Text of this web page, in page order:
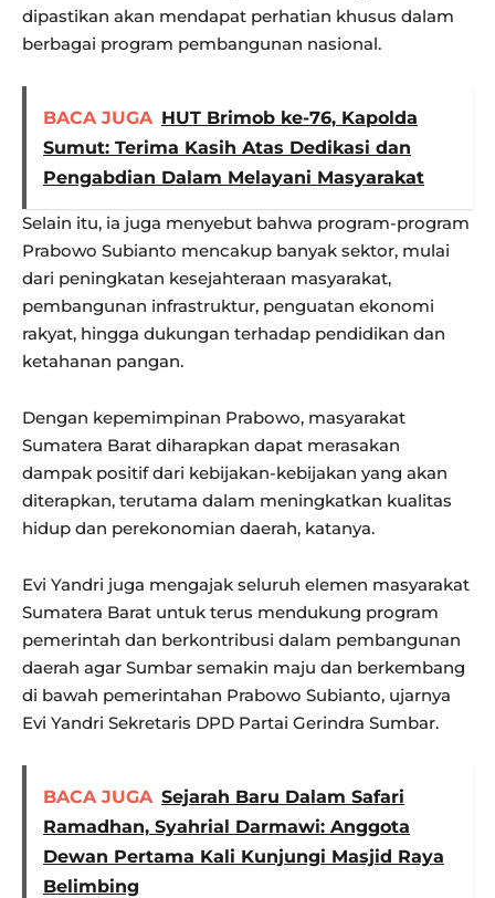
dipastikan akan mendapat perhatian khusus dalam
berbagai program pembangunan nasional.
BACA JUGA HUT Brimob ke-76, Kapolda
Sumut: Terima Kasih Atas Dedikasi dan
Pengabdian Dalam Melayani Masyarakat
Selain itu, ia juga menyebut bahwa program-program
Prabowo Subianto mencakup banyak sektor, mulai
dari peningkatan kesejahteraan masyarakat,
pembangunan infrastruktur, penguatan ekonomi
rakyat, hingga dukungan terhadap pendidikan dan
ketahanan pangan.
Dengan kepemimpinan Prabowo, masyarakat
Sumatera Barat diharapkan dapat merasakan
dampak positif dari kebijakan-kebijakan yang akan
diterapkan, terutama dalam meningkatkan kualitas
hidup dan perekonomian daerah, katanya.
Evi Yandri juga mengajak seluruh elemen masyarakat
Sumatera Barat untuk terus mendukung program
pemerintah dan berkontribusi dalam pembangunan
daerah agar Sumbar semakin maju dan berkembang
di bawah pemerintahan Prabowo Subianto, ujarnya
Evi Yandri Sekretaris DPD Partai Gerindra Sumbar.
BACA JUGA Sejarah Baru Dalam Safari
Ramadhan, Syahrial Darmawi: Anggota
Dewan Pertama Kali Kunjungi Masjid Raya
Belimbing